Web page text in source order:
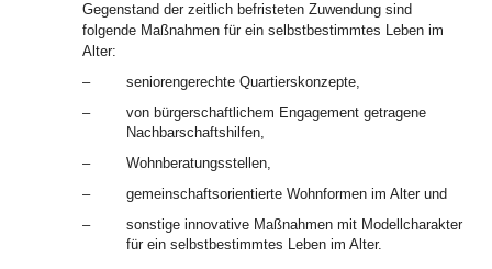
Gegenstand der zeitlich befristeten Zuwendung sind
folgende Maßnahmen für ein selbstbestimmtes Leben im
Alter:
–
seniorengerechte Quartierskonzepte,
–
von bürgerschaftlichem Engagement getragene
Nachbarschaftshilfen,
–
Wohnberatungsstellen,
–
gemeinschaftsorientierte Wohnformen im Alter und
–
sonstige innovative Maßnahmen mit Modellcharakter
für ein selbstbestimmtes Leben im Alter.